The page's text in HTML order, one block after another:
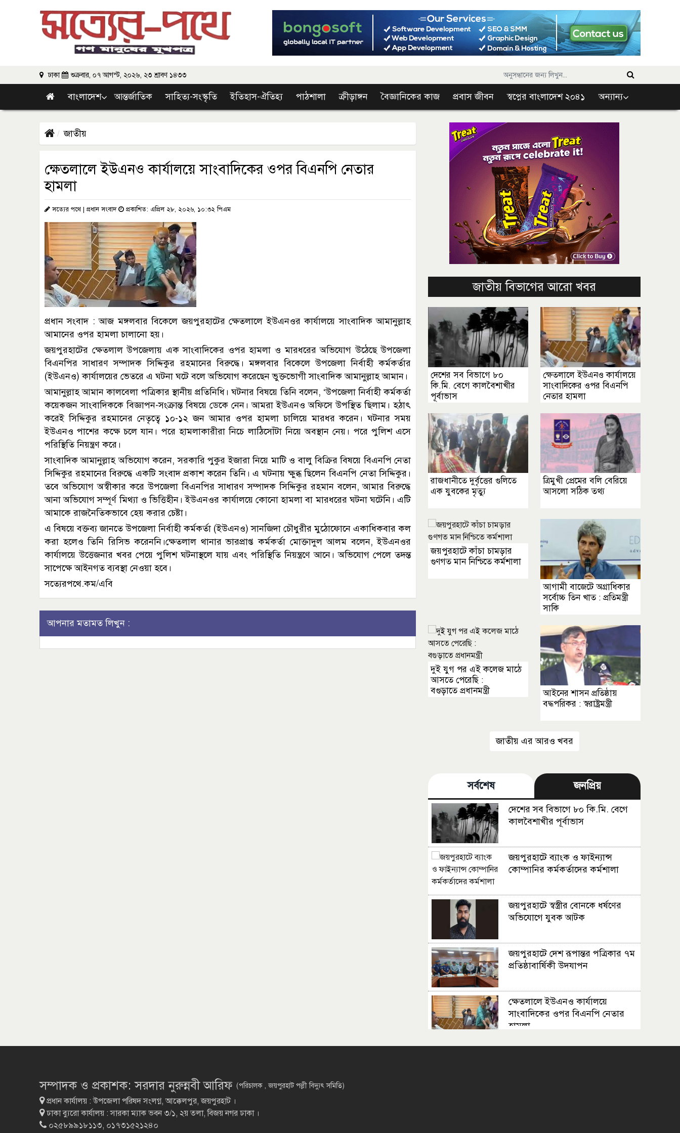
ঢাকা শুক্রবার, ০৭ আগস্ট, ২০২৬, ২৩ শ্রাবণ ১৪৩৩
বাংলাদেশ আন্তর্জাতিক সাহিত্য-সংস্কৃতি ইতিহাস-ঐতিহ্য পাঠশালা ক্রীড়াঙ্গন বৈজ্ঞানিকের কাজ প্রবাস জীবন স্বপ্নের বাংলাদেশ ২০৪১ অন্যান্য
জাতীয়
ক্ষেতলালে ইউএনও কার্যালয়ে সাংবাদিকের ওপর বিএনপি নেতার
হামলা
সত্যের পথে | প্রধান সংবাদ প্রকাশিত: এপ্রিল ২৮, ২০২৬, ১০:৩২ পিএম
প্রধান সংবাদ : আজ মঙ্গলবার বিকেলে জয়পুরহাটের ক্ষেতলালে ইউএনওর কার্যালয়ে সাংবাদিক আমানুল্লাহ
আমানের ওপর হামলা চালানো হয়।
জয়পুরহাটের ক্ষেতলাল উপজেলায় এক সাংবাদিকের ওপর হামলা ও মারধরের অভিযোগ উঠেছে উপজেলা
বিএনপির সাধারণ সম্পাদক সিদ্দিকুর রহমানের বিরুদ্ধে। মঙ্গলবার বিকেলে উপজেলা নির্বাহী কর্মকর্তার
(ইউএনও) কার্যালয়ের ভেতরে এ ঘটনা ঘটে বলে অভিযোগ করেছেন ভুক্তভোগী সাংবাদিক আমানুল্লাহ আমান।
আমানুল্লাহ আমান‎ কালবেলা পত্রিকার স্থানীয় প্রতিনিধি। ঘটনার বিষয়ে তিনি বলেন, ‎‘উপজেলা নির্বাহী কর্মকর্তা
কয়েকজন সাংবাদিককে বিজ্ঞাপন-সংক্রান্ত বিষয়ে ডেকে নেন। আমরা ইউএনও অফিসে উপস্থিত ছিলাম। হঠাৎ
করেই সিদ্দিকুর রহমানের নেতৃত্বে ১০-১২ জন আমার ওপর হামলা চালিয়ে মারধর করেন। ঘটনার সময়
ইউএনও পাশের কক্ষে চলে যান। পরে হামলাকারীরা নিচে লাঠিসোঁটা নিয়ে অবস্থান নেয়। পরে পুলিশ এসে
পরিস্থিতি নিয়ন্ত্রণ করে।
সাংবাদিক আমানুল্লাহ অভিযোগ করেন, সরকারি পুকুর ইজারা নিয়ে মাটি ও বালু বিক্রির বিষয়ে বিএনপি নেতা
সিদ্দিকুর রহমানের বিরুদ্ধে একটি সংবাদ প্রকাশ করেন তিনি। এ ঘটনায় ক্ষুব্ধ ছিলেন বিএনপি নেতা সিদ্দিকুর।
তবে অভিযোগ অস্বীকার করে উপজেলা বিএনপির সাধারণ সম্পাদক সিদ্দিকুর রহমান বলেন, আমার বিরুদ্ধে
আনা অভিযোগ সম্পূর্ণ মিথ্যা ও ভিত্তিহীন। ইউএনওর কার্যালয়ে কোনো হামলা বা মারধরের ঘটনা ঘটেনি। এটি
আমাকে রাজনৈতিকভাবে হেয় করার চেষ্টা।
এ বিষয়ে বক্তব্য জানতে উপজেলা নির্বাহী কর্মকর্তা (ইউএনও) সানজিদা চৌধুরীর মুঠোফোনে একাধিকবার কল
করা হলেও তিনি রিসিভ করেননি।ক্ষেতলাল থানার ভারপ্রাপ্ত কর্মকর্তা মোক্তাদুল আলম বলেন, ইউএনওর
কার্যালয়ে উত্তেজনার খবর পেয়ে পুলিশ ঘটনাস্থলে যায় এবং পরিস্থিতি নিয়ন্ত্রণে আনে। অভিযোগ পেলে তদন্ত
সাপেক্ষে আইনগত ব্যবস্থা নেওয়া হবে।
সত্যেরপথে.কম/এবি
আপনার মতামত লিখুন :
জাতীয় বিভাগের আরো খবর
দেশের সব বিভাগে ৮০
কি.মি. বেগে কালবৈশাখীর
পূর্বাভাস
ক্ষেতলালে ইউএনও কার্যালয়ে
সাংবাদিকের ওপর বিএনপি
নেতার হামলা
রাজধানীতে দুর্বৃত্তের গুলিতে
এক যুবকের মৃত্যু
ত্রিমুখী প্রেমের বলি বেরিয়ে
আসলো সঠিক তথ্য
জয়পুরহাটে কাঁচা চামড়ার
গুণগত মান নিশ্চিতে কর্মশালা
আগামী বাজেটে অগ্রাধিকার
সর্বোচ্চ তিন খাত : প্রতিমন্ত্রী
সাকি
দুই যুগ পর এই কলেজ মাঠে
আসতে পেরেছি :
বগুড়াতে প্রধানমন্ত্রী
আইনের শাসন প্রতিষ্ঠায়
বদ্ধপরিকর : স্বরাষ্ট্রমন্ত্রী
জাতীয় এর আরও খবর
সর্বশেষ জনপ্রিয়
দেশের সব বিভাগে ৮০ কি.মি. বেগে
কালবৈশাখীর পূর্বাভাস
জয়পুরহাটে ব্যাংক ও ফাইন্যান্স
কোম্পানির কর্মকর্তাদের কর্মশালা
জয়পুরহাটে স্বস্ত্রীর বোনকে ধর্ষণের
অভিযোগে যুবক আটক
জয়পুরহাটে দেশ রূপান্তর পত্রিকার ৭ম
প্রতিষ্ঠাবার্ষিকী উদযাপন
ক্ষেতলালে ইউএনও কার্যালয়ে
সাংবাদিকের ওপর বিএনপি নেতার
হামলা
রাজধানীতে দুর্বৃত্তের গুলিতে এক
সম্পাদক ও প্রকাশক: সরদার নুরুন্নবী আরিফ (পরিচালক , জয়পুরহাট পল্লী বিদ্যুৎ সমিতি)
প্রধান কার্যালয় : উপজেলা পরিষদ সংলগ্ন, আক্কেলপুর, জয়পুরহাট ।
ঢাকা ব্যুরো কার্যালয় : সারকা ম্যাক ভবন ৩/১, ২য় তলা, বিজয় নগর ঢাকা ।
০২৫৮৯৯১৮১১৩, ০১৭৩১৫২১২৪০